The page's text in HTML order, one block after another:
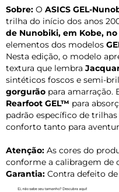
Sobre: O ASICS GEL-
trilha do início dos anos
de Nunobiki, em Kobe,
elementos dos modelos
Nesta edição, o modelo
textura que lembra
sintéticos foscos e semi-
gorgurão para amarração.
Rearfoot GEL™ para
padrão específico de
conforto tanto para
Atenção: As cores do
conforme a calibragem de
Garantia: Contra defeito